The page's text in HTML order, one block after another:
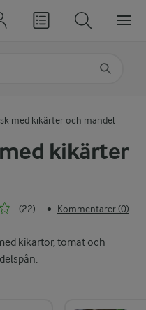
kikärter
(22) • Kommentarer (0)
kikärtor, tomat och
med kikärter och mandel